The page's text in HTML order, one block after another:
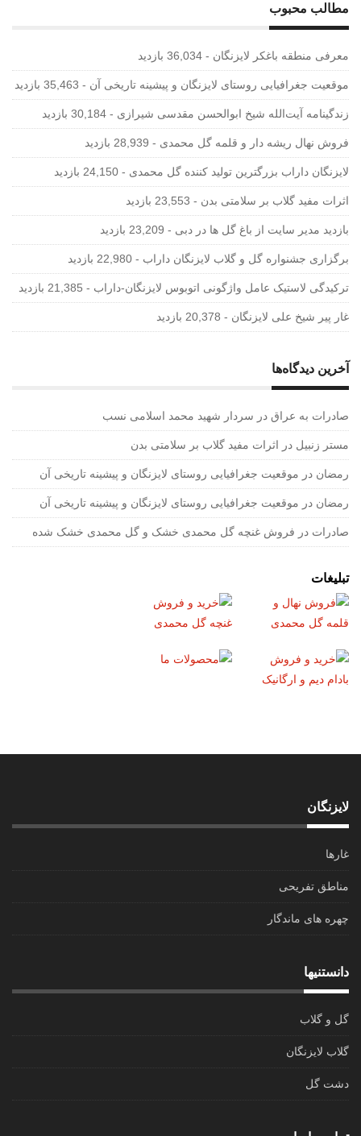
مطالب محبوب
معرفی منطقه باغکر لایزنگان - 36,034 بازدید
موقعیت جغرافیایی روستای لایزنگان و پیشینه تاریخی آن - 35,463 بازدید
زندگینامه آیت‌الله شیخ ابوالحسن‌ مقدسی شیرازی‌ - 30,184 بازدید
فروش نهال ریشه دار و قلمه گل محمدی - 28,939 بازدید
لایزنگان داراب بزرگترین تولید کننده گل محمدی - 24,150 بازدید
اثرات مفید گلاب بر سلامتی بدن - 23,553 بازدید
بازدید مدیر سایت از باغ گل ها در دبی - 23,209 بازدید
برگزاری جشنواره گل و گلاب لایزنگان داراب - 22,980 بازدید
ترکیدگی لاستیک عامل واژگونی اتوبوس لایزنگان-داراب - 21,385 بازدید
غار پیر شیخ علی لایزنگان - 20,378 بازدید
آخرین دیدگاه‌ها
صادرات به عراق در سردار شهید محمد اسلامی نسب
مستر زنبیل در اثرات مفید گلاب بر سلامتی بدن
رمضان در موقعیت جغرافیایی روستای لایزنگان و پیشینه تاریخی آن
رمضان در موقعیت جغرافیایی روستای لایزنگان و پیشینه تاریخی آن
صادرات در فروش غنچه گل محمدی خشک و گل محمدی خشک شده
تبلیغات
لایزنگان
غارها
مناطق تفریحی
چهره های ماندگار
دانستنیها
گل و گلاب
گلاب لایزنگان
دشت گل